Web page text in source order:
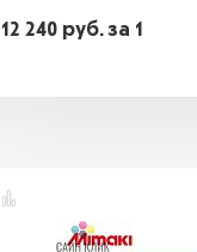
12 240 руб.за 1